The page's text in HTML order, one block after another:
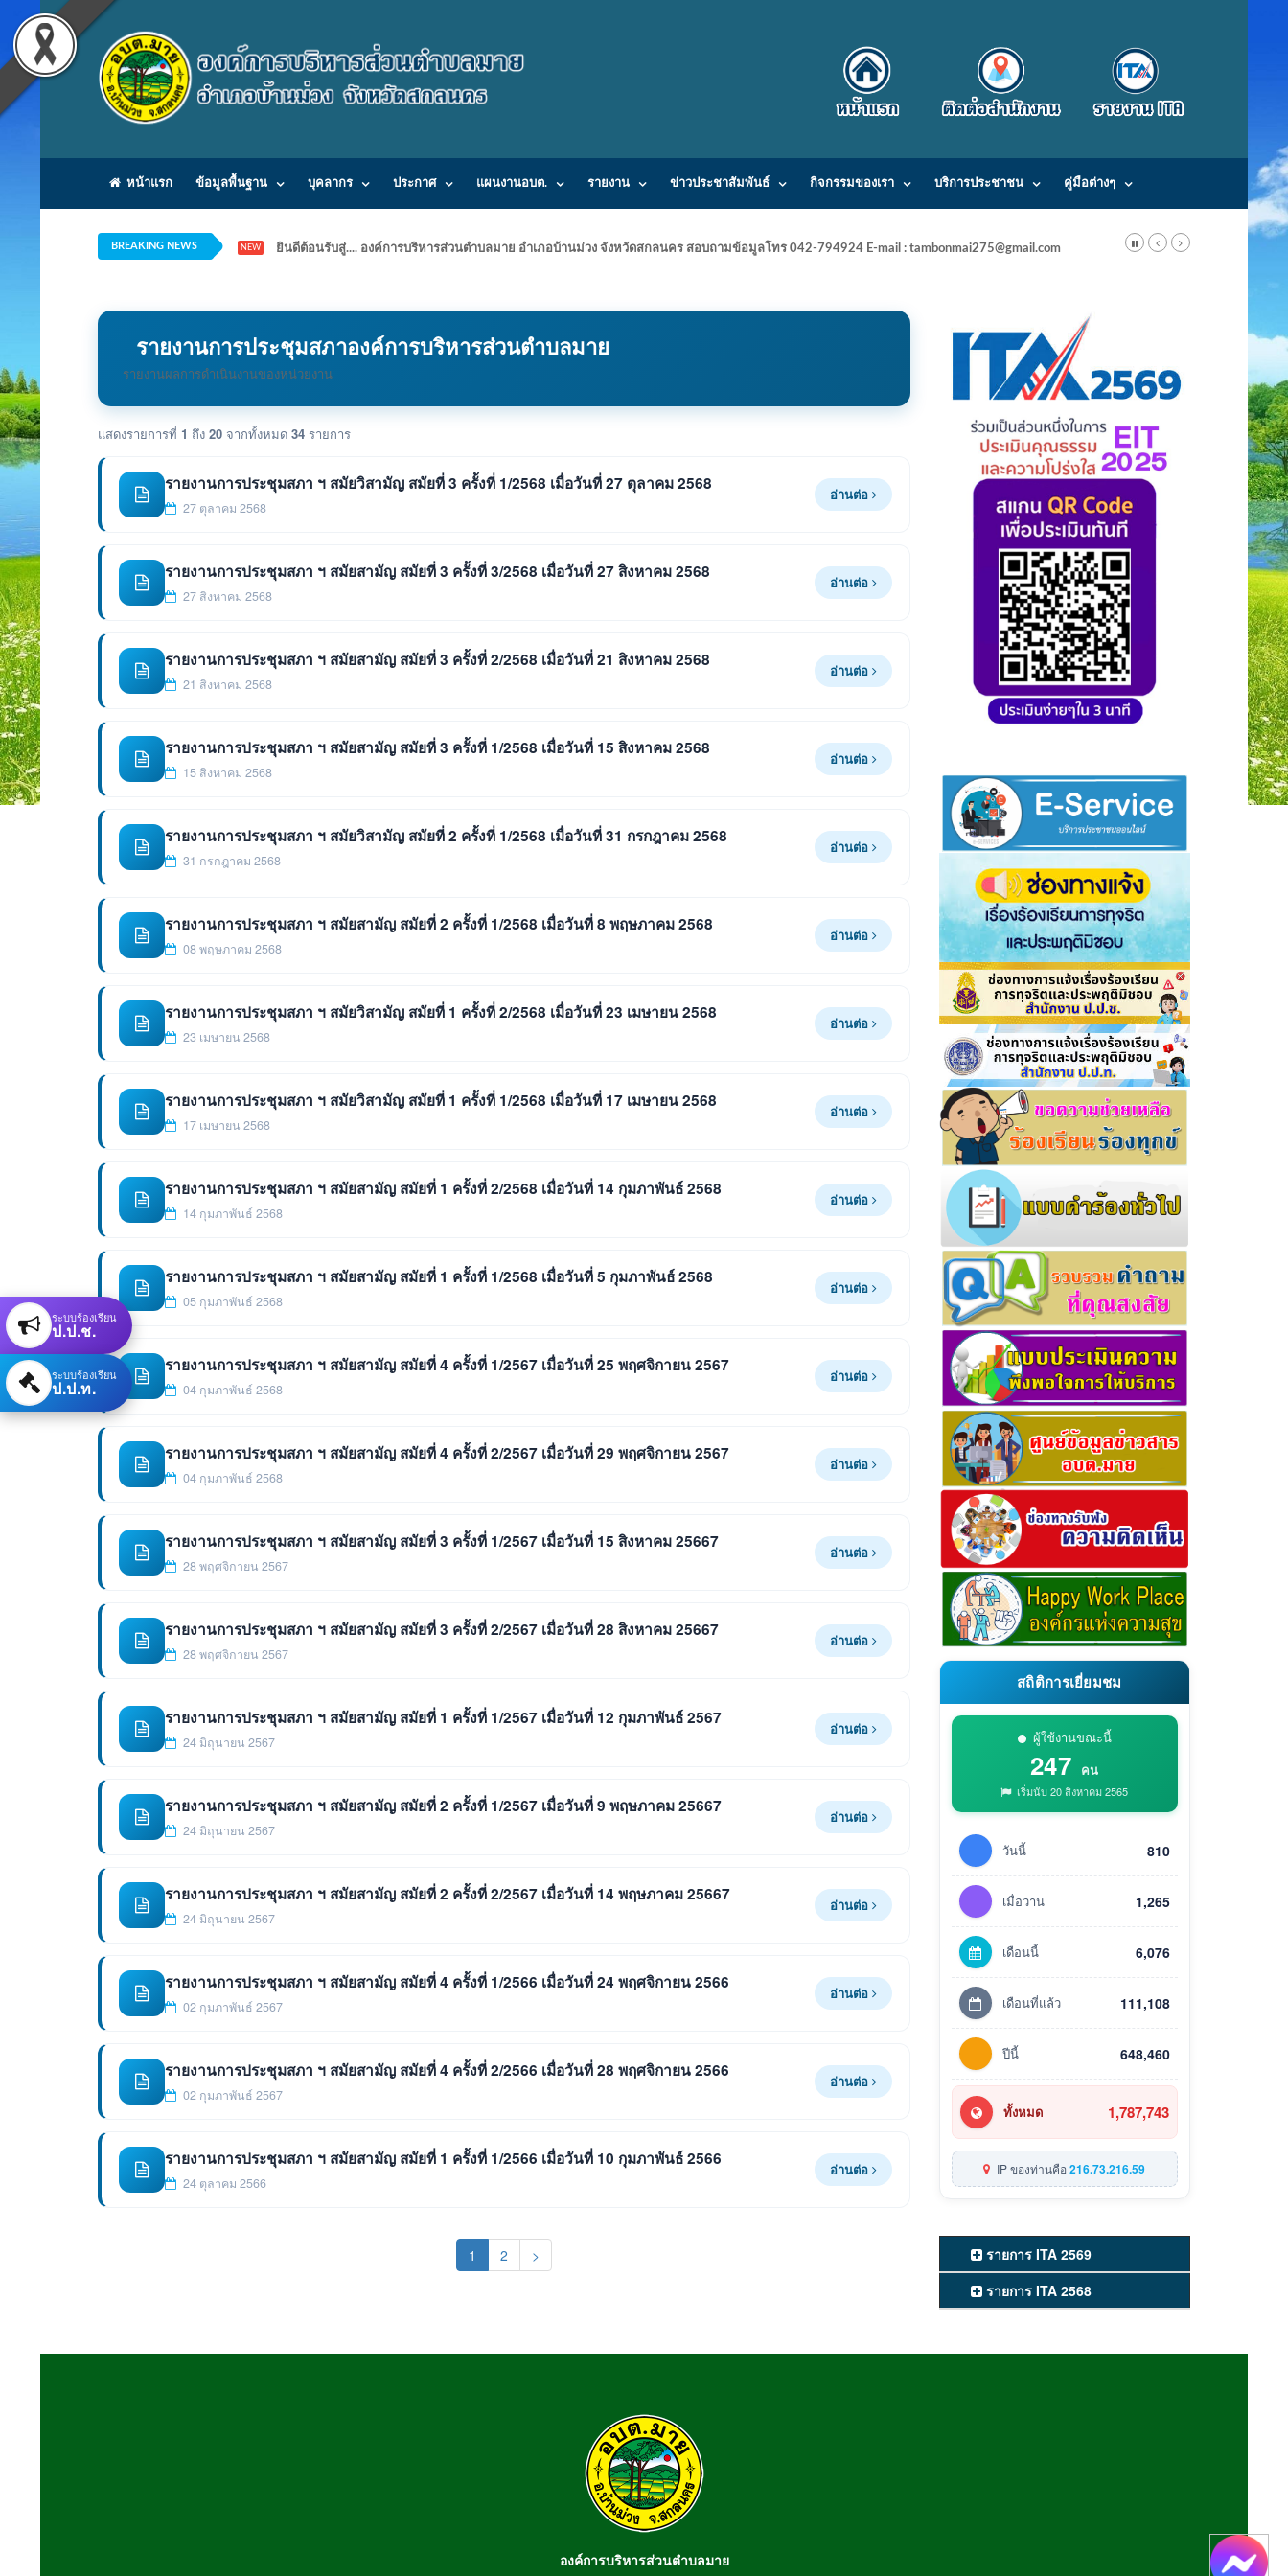
หน้าแรก ข้อมูลพื้นฐาน บุคลากร ประกาศ แผนงานอบต. รายงาน ข่าวประชาสัมพันธ์ กิจกรรมของเรา บริการประชาชน คู่มือต่างๆ
BREAKING NEWS NEW ยินดีต้อนรับสู่.... องค์การบริหารส่วนตำบลมาย อำเภอบ้านม่วง จังหวัดสกลนคร สอบถามข้อมูลโทร 042-794924 E-mail : tambonmai275@gmail.com
รายงานการประชุมสภาองค์การบริหารส่วนตำบลมาย
รายงานผลการดำเนินงานของหน่วยงาน
แสดงรายการที่ 1 ถึง 20 จากทั้งหมด 34 รายการ
รายงานการประชุมสภา ฯ สมัยวิสามัญ สมัยที่ 3 ครั้งที่ 1/2568 เมื่อวันที่ 27 ตุลาคม 2568
27 ตุลาคม 2568
อ่านต่อ
รายงานการประชุมสภา ฯ สมัยสามัญ สมัยที่ 3 ครั้งที่ 3/2568 เมื่อวันที่ 27 สิงหาคม 2568
27 สิงหาคม 2568
อ่านต่อ
รายงานการประชุมสภา ฯ สมัยสามัญ สมัยที่ 3 ครั้งที่ 2/2568 เมื่อวันที่ 21 สิงหาคม 2568
21 สิงหาคม 2568
อ่านต่อ
รายงานการประชุมสภา ฯ สมัยสามัญ สมัยที่ 3 ครั้งที่ 1/2568 เมื่อวันที่ 15 สิงหาคม 2568
15 สิงหาคม 2568
อ่านต่อ
รายงานการประชุมสภา ฯ สมัยวิสามัญ สมัยที่ 2 ครั้งที่ 1/2568 เมื่อวันที่ 31 กรกฎาคม 2568
31 กรกฎาคม 2568
อ่านต่อ
รายงานการประชุมสภา ฯ สมัยสามัญ สมัยที่ 2 ครั้งที่ 1/2568 เมื่อวันที่ 8 พฤษภาคม 2568
08 พฤษภาคม 2568
อ่านต่อ
รายงานการประชุมสภา ฯ สมัยวิสามัญ สมัยที่ 1 ครั้งที่ 2/2568 เมื่อวันที่ 23 เมษายน 2568
23 เมษายน 2568
อ่านต่อ
รายงานการประชุมสภา ฯ สมัยวิสามัญ สมัยที่ 1 ครั้งที่ 1/2568 เมื่อวันที่ 17 เมษายน 2568
17 เมษายน 2568
อ่านต่อ
รายงานการประชุมสภา ฯ สมัยสามัญ สมัยที่ 1 ครั้งที่ 2/2568 เมื่อวันที่ 14 กุมภาพันธ์ 2568
14 กุมภาพันธ์ 2568
อ่านต่อ
รายงานการประชุมสภา ฯ สมัยสามัญ สมัยที่ 1 ครั้งที่ 1/2568 เมื่อวันที่ 5 กุมภาพันธ์ 2568
05 กุมภาพันธ์ 2568
อ่านต่อ
รายงานการประชุมสภา ฯ สมัยสามัญ สมัยที่ 4 ครั้งที่ 1/2567 เมื่อวันที่ 25 พฤศจิกายน 2567
04 กุมภาพันธ์ 2568
อ่านต่อ
รายงานการประชุมสภา ฯ สมัยสามัญ สมัยที่ 4 ครั้งที่ 2/2567 เมื่อวันที่ 29 พฤศจิกายน 2567
04 กุมภาพันธ์ 2568
อ่านต่อ
รายงานการประชุมสภา ฯ สมัยสามัญ สมัยที่ 3 ครั้งที่ 1/2567 เมื่อวันที่ 15 สิงหาคม 25667
28 พฤศจิกายน 2567
อ่านต่อ
รายงานการประชุมสภา ฯ สมัยสามัญ สมัยที่ 3 ครั้งที่ 2/2567 เมื่อวันที่ 28 สิงหาคม 25667
28 พฤศจิกายน 2567
อ่านต่อ
รายงานการประชุมสภา ฯ สมัยสามัญ สมัยที่ 1 ครั้งที่ 1/2567 เมื่อวันที่ 12 กุมภาพันธ์ 2567
24 มิถุนายน 2567
อ่านต่อ
รายงานการประชุมสภา ฯ สมัยสามัญ สมัยที่ 2 ครั้งที่ 1/2567 เมื่อวันที่ 9 พฤษภาคม 25667
24 มิถุนายน 2567
อ่านต่อ
รายงานการประชุมสภา ฯ สมัยสามัญ สมัยที่ 2 ครั้งที่ 2/2567 เมื่อวันที่ 14 พฤษภาคม 25667
24 มิถุนายน 2567
อ่านต่อ
รายงานการประชุมสภา ฯ สมัยสามัญ สมัยที่ 4 ครั้งที่ 1/2566 เมื่อวันที่ 24 พฤศจิกายน 2566
02 กุมภาพันธ์ 2567
อ่านต่อ
รายงานการประชุมสภา ฯ สมัยสามัญ สมัยที่ 4 ครั้งที่ 2/2566 เมื่อวันที่ 28 พฤศจิกายน 2566
02 กุมภาพันธ์ 2567
อ่านต่อ
รายงานการประชุมสภา ฯ สมัยสามัญ สมัยที่ 1 ครั้งที่ 1/2566 เมื่อวันที่ 10 กุมภาพันธ์ 2566
24 ตุลาคม 2566
อ่านต่อ
1 (current)
2 >
สถิติการเยี่ยมชม
ผู้ใช้งานขณะนี้
247 คน
เริ่มนับ 20 สิงหาคม 2565
วันนี้ 810
เมื่อวาน 1,265
เดือนนี้ 6,076
เดือนที่แล้ว 111,108
ปีนี้ 648,460
ทั้งหมด 1,787,743
IP ของท่านคือ216.73.216.59
รายการ ITA 2569
รายการ ITA 2568
องค์การบริหารส่วนตำบลมาย
ระบบร้องเรียน
ป.ป.ช.
ระบบร้องเรียน
ป.ป.ท.